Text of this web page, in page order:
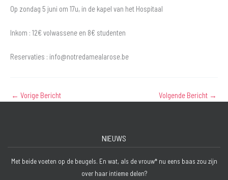
Op zondag 5 juni om 17u, in de kapel van het Hospitaal
Inkom : 12€ volwassene en 8€ studenten
Reservaties : info@notredamealarose.be
← Vorige Bericht Volgende Bericht →
NIEUWS
Met beide voeten op de beugels. En wat, als de vrouw* nu eens baas zou zijn
over haar intieme delen?